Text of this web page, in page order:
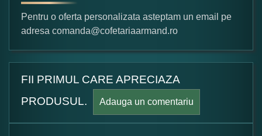
Pentru o oferta personalizata asteptam un email pe
adresa comanda@cofetariaarmand.ro
FII PRIMUL CARE APRECIAZA
PRODUSUL.
Adauga un comentariu